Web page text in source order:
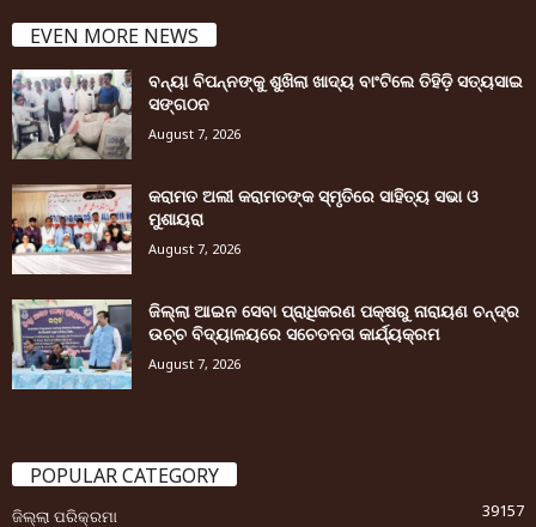
EVEN MORE NEWS
ବନ୍ୟା ବିପନ୍ନଙ୍କୁ ଶୁଖିଲା ଖାଦ୍ୟ ବାଂଟିଲେ ତିହିଡି଼ ସତ୍ୟସାଇ
ସଙ୍ଗଠନ
August 7, 2026
କରାମତ ଅଲୀ କରାମତଙ୍କ ସ୍ମୃତିରେ ସାହିତ୍ୟ ସଭା ଓ
ମୁଶାୟରା
August 7, 2026
ଜିଲ୍ଲା ଆଇନ ସେବା ପ୍ରାଧିକରଣ ପକ୍ଷରୁ ନାରାୟଣ ଚନ୍ଦ୍ର
ଉଚ୍ଚ ବିଦ୍ୟାଳୟରେ ସଚେତନତା କାର୍ଯ୍ୟକ୍ରମ
August 7, 2026
POPULAR CATEGORY
ଜିଲ୍ଲା ପରିକ୍ରମା 39157